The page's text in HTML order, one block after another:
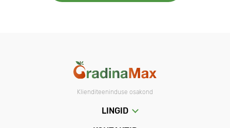
Klienditeeninduse osakond
LINGID